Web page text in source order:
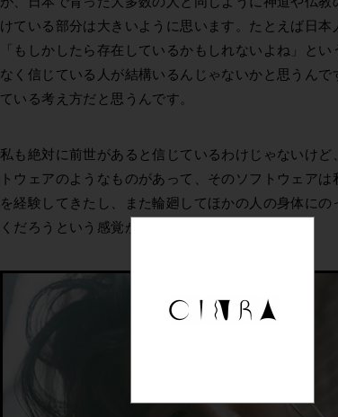
けている部分は大きいように思います。たとえば日
「もしかしたら存在しているかもしれないよね」と
なく信じている人が結構いるんじゃないかと思うん
ている考え方だと思うんです。
私も絶対に前世があると信じているわけじゃないけ
トウェアのようなものがあって、そのソフトウェア
を経験してきたし、また輪廻してほかの人の身体に
くだろうという感覚があって。